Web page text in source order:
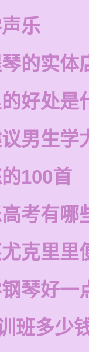
乐
的实体
好处是
男生学
100首
考有哪
克里里
琴好一
班多少